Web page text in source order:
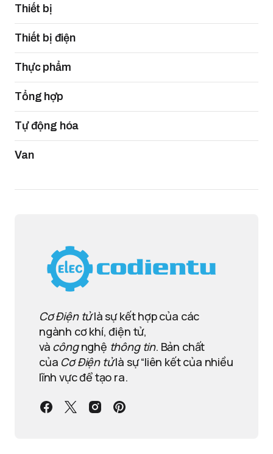
Thiết bị
Thiết bị điện
Thực phẩm
Tổng hợp
Tự động hóa
Van
Cơ Điện tửlà sự kết hợp của các
ngành cơ khí, điện tử,
và côngnghệ thông tin. Bản chất
của Cơ Điện tửlà sự “liên kết của nhiều
lĩnh vực để tạo ra.